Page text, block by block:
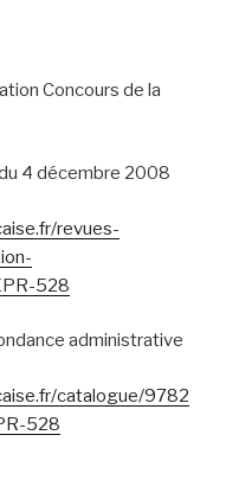
Concours de la
4 décembre 2008
revues-
528
administrative
catalogue/9782
528